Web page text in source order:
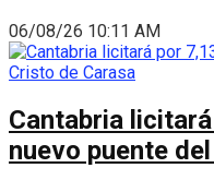
06/08/26 10:11 AM
Cantabria
nuevo puente